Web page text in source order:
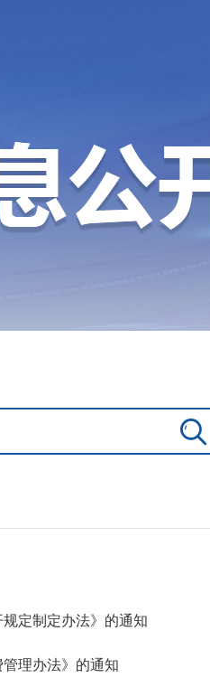

定制定办法》的通知
理办法》的通知